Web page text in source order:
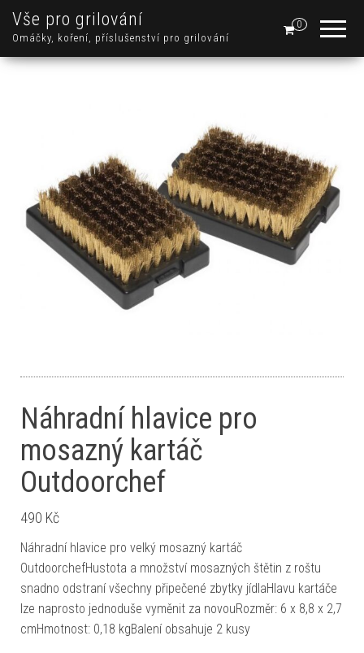
Vše pro grilování
Omáčky, koření, příslušenství pro grilování
0
Náhradní hlavice pro
mosazný kartáč
Outdoorchef
490 Kč
Náhradní hlavice pro velký mosazný kartáč
OutdoorchefHustota a množství mosazných štětin z roštu
snadno odstraní všechny připečené zbytky jídlaHlavu kartáče
lze naprosto jednoduše vyměnit za novouRozměr: 6 x 8,8 x 2,7
cmHmotnost: 0,18 kgBalení obsahuje 2 kusy